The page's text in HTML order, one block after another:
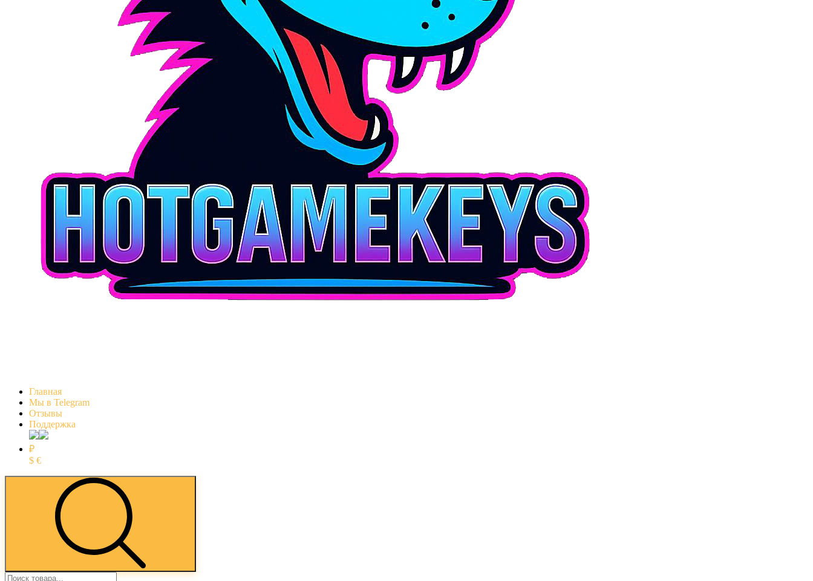
Главная
Мы в Telegram
Отзывы
Поддержка
₽
$ €